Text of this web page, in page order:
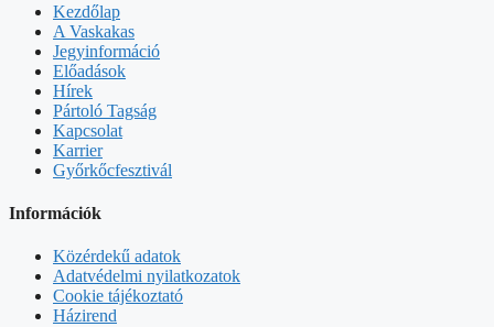
Kezdőlap
A Vaskakas
Jegyinformáció
Előadások
Hírek
Pártoló Tagság
Kapcsolat
Karrier
Győrkőcfesztivál
Információk
Közérdekű adatok
Adatvédelmi nyilatkozatok
Cookie tájékoztató
Házirend